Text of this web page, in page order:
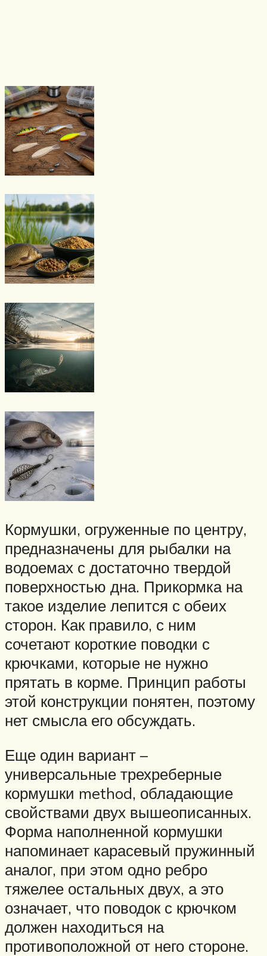
Кормушки, огруженные по центру,
предназначены для рыбалки на
водоемах с достаточно твердой
поверхностью дна. Прикормка на
такое изделие лепится с обеих
сторон. Как правило, с ним
сочетают короткие поводки с
крючками, которые не нужно
прятать в корме. Принцип работы
этой конструкции понятен, поэтому
нет смысла его обсуждать.
Еще один вариант –
универсальные трехреберные
кормушки method, обладающие
свойствами двух вышеописанных.
Форма наполненной кормушки
напоминает карасевый пружинный
аналог, при этом одно ребро
тяжелее остальных двух, а это
означает, что поводок с крючком
должен находиться на
противоположной от него стороне.